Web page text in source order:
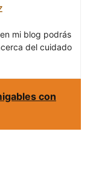
mi blog podrás
del cuidado
con